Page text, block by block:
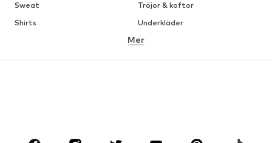
Sweat
Tröjor & koftor
Shirts
Underkläder
Skjortor
Rockar
Kostymer & kavajer
KLÄDER
Mer